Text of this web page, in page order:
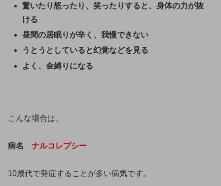
驚いたり怒ったり、笑ったりすると、身体の力が抜
ける
昼間の居眠りが辛く、我慢できない
うとうとしていると幻覚などを見る
よく、金縛りになる
こんな場合は、
病名 ナルコレプシー
10歳代で発症することが多い病気です。